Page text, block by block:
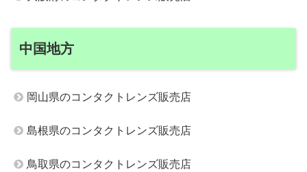
中国地方
岡山県のコンタクトレンズ販売店
島根県のコンタクトレンズ販売店
鳥取県のコンタクトレンズ販売店